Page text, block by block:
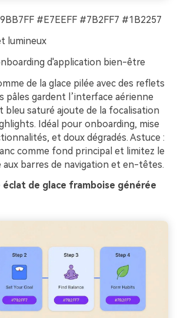
#E7EEFF #7B2FF7 #1B2257
lumineux
d'application bien-être
de la glace pilée avec des reflets
pâles gardent l’interface aérienne
bleu saturé ajoute de la focalisation
Idéal pour onboarding, mise
et doux dégradés. Astuce :
comme fond principal et limitez le
aux barres de navigation et en-têtes.
éclat de glace framboise générée